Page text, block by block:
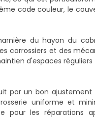
code couleur, le
du hayon du
carrossiers et des
d'espaces réguliers
par un bon ajustement
uniforme et
pour les réparations